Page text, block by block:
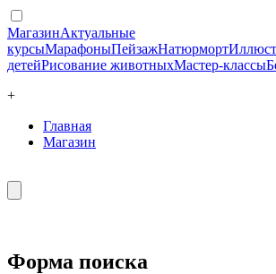
МагазинАктуальные
курсыМарафоныПейзажНатюрморт
детейРисование животныхМастер-классы
+
Главная
Магазин
Форма поиска